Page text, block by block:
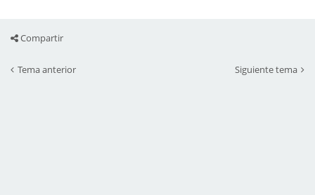
Compartir
Tema anterior Siguiente tema